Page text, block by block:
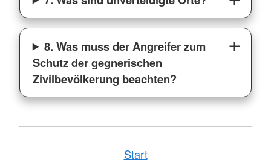
8. Was muss der Angreifer zum
Schutz der gegnerischen
Zivilbevölkerung beachten?
Start